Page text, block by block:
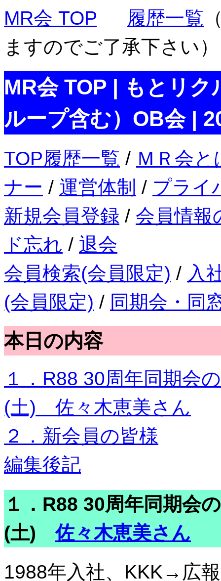
MR会 TOP 履歴一覧
ますのでご了承下さい）
MR会 TOP | もとリ
ループ含む）OB会 |
TOP履歴一覧 / ＭＲ会と
ナー / 運営体制 / プライ
新規会員登録 / 会員情報
ド忘れ / 退会
会員検索(会員限定) / 入
(会員限定) / 同期会・同
本日の内容
１．R88 30周年同期会
(土) 佐々木恵美さん
２．新会員の皆様
編集後記
１．R88 30周年同期会
(土)佐々木恵美さん
1988年入社、KKK→広